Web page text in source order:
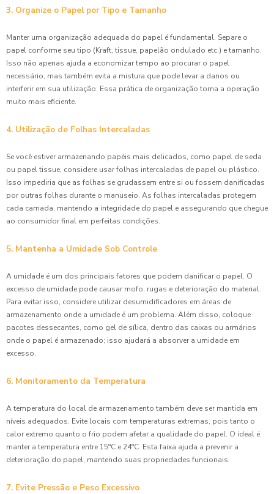
3. Organize o Papel por Tipo e Tamanho
Manter uma organização adequada do papel é fundamental. Separe o
papel conforme seu tipo (Kraft, tissue, papelão ondulado etc.) e tamanho.
Isso não apenas ajuda a economizar tempo ao procurar o papel
necessário, mas também evita a mistura que pode levar a danos ou
interferir em sua utilização. Essa prática de organização torna a operação
muito mais eficiente.
4. Utilização de Folhas Intercaladas
Se você estiver armazenando papéis mais delicados, como papel de seda
ou papel tissue, considere usar folhas intercaladas de papel ou plástico.
Isso impediria que as folhas se grudassem entre si ou fossem danificadas
por outras folhas durante o manuseio. As folhas intercaladas protegem
cada camada, mantendo a integridade do papel e assegurando que chegue
ao consumidor final em perfeitas condições.
5. Mantenha a Umidade Sob Controle
A umidade é um dos principais fatores que podem danificar o papel. O
excesso de umidade pode causar mofo, rugas e deterioração do material.
Para evitar isso, considere utilizar desumidificadores em áreas de
armazenamento onde a umidade é um problema. Além disso, coloque
pacotes dessecantes, como gel de sílica, dentro das caixas ou armários
onde o papel é armazenado; isso ajudará a absorver a umidade em
excesso.
6. Monitoramento da Temperatura
A temperatura do local de armazenamento também deve ser mantida em
níveis adequados. Evite locais com temperaturas extremas, pois tanto o
calor extremo quanto o frio podem afetar a qualidade do papel. O ideal é
manter a temperatura entre 15°C e 24°C. Esta faixa ajuda a prevenir a
deterioração do papel, mantendo suas propriedades funcionais.
7. Evite Pressão e Peso Excessivo